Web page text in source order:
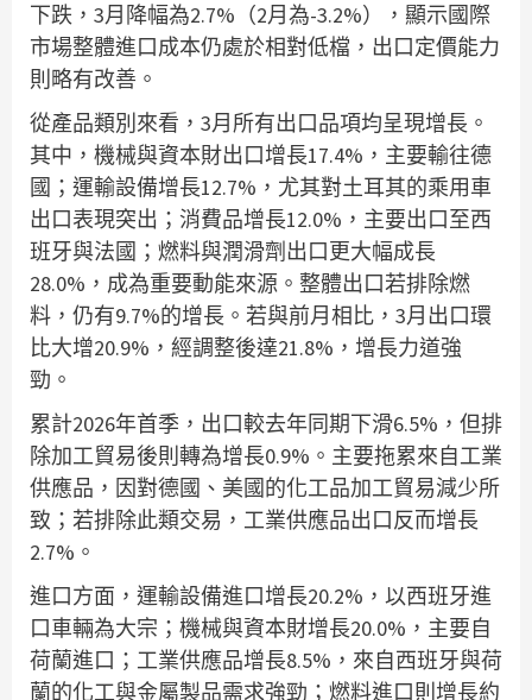
下跌，3月降幅為2.7%（2月為-3.2%），顯示國際
市場整體進口成本仍處於相對低檔，出口定價能力
則略有改善。
從產品類別來看，3月所有出口品項均呈現增長。
其中，機械與資本財出口增長17.4%，主要輸往德
國；運輸設備增長12.7%，尤其對土耳其的乘用車
出口表現突出；消費品增長12.0%，主要出口至西
班牙與法國；燃料與潤滑劑出口更大幅成長
28.0%，成為重要動能來源。整體出口若排除燃
料，仍有9.7%的增長。若與前月相比，3月出口環
比大增20.9%，經調整後達21.8%，增長力道強
勁。
累計2026年首季，出口較去年同期下滑6.5%，但排
除加工貿易後則轉為增長0.9%。主要拖累來自工業
供應品，因對德國、美國的化工品加工貿易減少所
致；若排除此類交易，工業供應品出口反而增長
2.7%。
進口方面，運輸設備進口增長20.2%，以西班牙進
口車輛為大宗；機械與資本財增長20.0%，主要自
荷蘭進口；工業供應品增長8.5%，來自西班牙與荷
蘭的化工與金屬製品需求強勁；燃料進口則增長約